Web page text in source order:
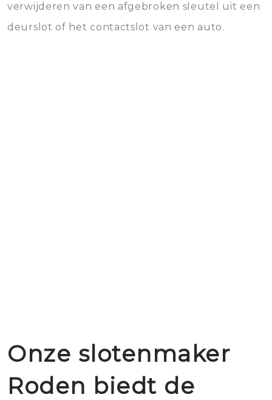
verwijderen van een afgebroken sleutel uit een
deurslot of het contactslot van een auto.
Onze slotenmaker
Roden biedt de